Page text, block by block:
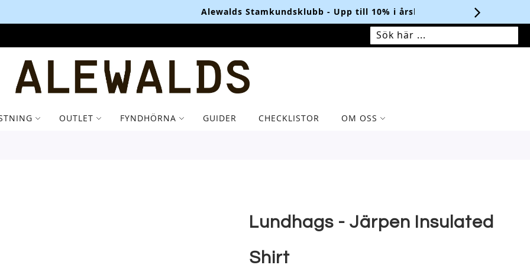
Alewalds Stamkundsklubb - Upp till 10% i årsbonus LÄS MER HÄR.
SÖK SÖK
MIN VARUKORG
OUTLET FYNDHÖRNA GUIDER CHECKLISTOR OM OSS
Lundhags - Järpen Insulated
Shirt